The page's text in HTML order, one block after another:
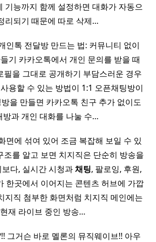
기능까지 함께 설정하면 대화가 자동으
리되기 때문에 따로 삭제…
인톡 전달방 만드는 법: 커뮤니티 없이
기 카카오톡에서 개인 문의를 받을 때
필을 그대로 공개하기 부담스러운 경우
용할 수 있는 방법이 1:1 오픈채팅방이
을 만들면 카카오톡 친구 추가 없이도
방과 개인 대화를 나눌 수…
면에 섞여 있어 조금 복잡해 보일 수 있
조를 알고 보면 치지직은 단순히 방송을
다, 실시간 시청과채팅, 팔로잉, 후원,
한곳에서 이어지는 콘텐츠 허브에 가깝
지직 첨부한 화면처럼 치지직 메인에는
현재 라이브 중인 방송…
그거슨 바로 멜론의 뮤직웨이브!! 아우